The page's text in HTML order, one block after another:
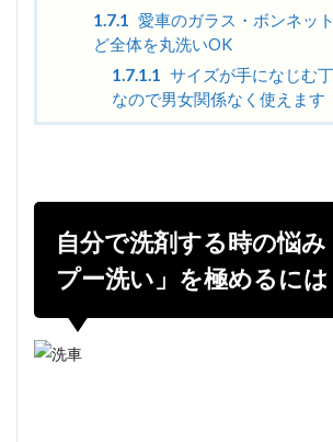
1.7.1 愛車のガラス・ボンネッ
ど全体を丸洗いOK
1.7.1.1 サイズが手になじむ
なので男女関係なく使えます
自分で洗剤する時の悩
プー洗い」を極めるには